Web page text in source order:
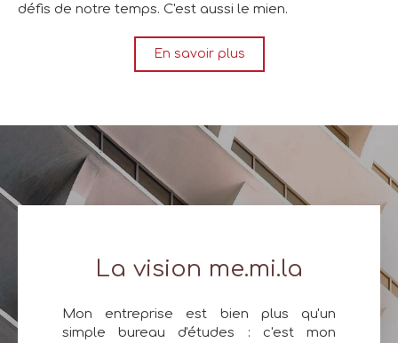
défis de notre temps. C'est aussi le mien.
En savoir plus
La vision me.mi.la
Mon entreprise est bien plus qu'un
simple bureau d'études : c'est mon